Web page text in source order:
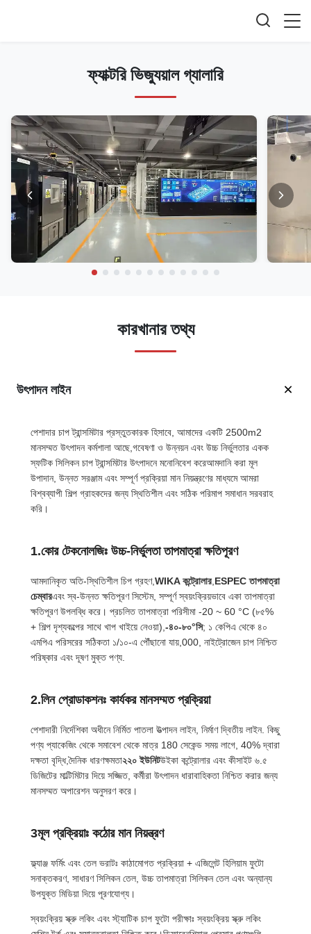
ফ্যাক্টরি ভিজ্যুয়াল গ্যালারি
কারখানার তথ্য
উৎপাদন লাইন
পেশাদার চাপ ট্রান্সমিটার প্রস্তুতকারক হিসাবে, আমাদের একটি 2500m2
মানসম্মত উৎপাদন কর্মশালা আছে,গবেষণা ও উন্নয়ন এবং উচ্চ নির্ভুলতার একক
স্ফটিক সিলিকন চাপ ট্রান্সমিটার উৎপাদনে মনোনিবেশ করেআমদানি করা মূল
উপাদান, উন্নত সরঞ্জাম এবং সম্পূর্ণ প্রক্রিয়া মান নিয়ন্ত্রণের মাধ্যমে আমরা
বিশ্বব্যাপী শিল্প গ্রাহকদের জন্য স্থিতিশীল এবং সঠিক পরিমাপ সমাধান সরবরাহ
করি।
1.কোর টেকনোলজিঃ উচ্চ-নির্ভুলতা তাপমাত্রা ক্ষতিপূরণ
আমদানিকৃত অতি-স্থিতিশীল চিপ গ্রহণ,WIKA কন্ট্রোলার ESPEC তাপমাত্রা
চেম্বারএবং স্ব-উন্নত ক্ষতিপূরণ সিস্টেম, সম্পূর্ণ স্বয়ংক্রিয়ভাবে একা তাপমাত্রা
ক্ষতিপূরণ উপলব্ধি করে। প্রচলিত তাপমাত্রা পরিসীমা -20 ~ 60 °C (৮৫%
+ শিল্প দৃশ্যকল্পের সাথে খাপ খাইয়ে নেওয়া), -৪০-৮০°সি; ১ কেপিএ থেকে ৪০
এমপিএ পরিসরের সঠিকতা ১/১০-এ পৌঁছানো যায়,000, নাইট্রোজেন চাপ নিশ্চিত
পরিষ্কার এবং দূষণ মুক্ত পণ্য.
2.লিন প্রোডাকশনঃ কার্যকর মানসম্মত প্রক্রিয়া
পেশাদারী নির্দেশিকা অধীনে নির্মিত পাতলা উত্পাদন লাইন, নির্মাণ দ্বিতীয় লাইন. কিছু
পণ্য প্যাকেজিং থেকে সমাবেশ থেকে মাত্র 180 সেকেন্ড সময় লাগে, 40% দ্বারা
দক্ষতা বৃদ্ধি,দৈনিক ধারণক্ষমতা২২০ ইউনিটউইকা কন্ট্রোলার এবং কীসাইট ৬.৫
ডিজিটের মাল্টিমিটার দিয়ে সজ্জিত, কর্মীরা উৎপাদন ধারাবাহিকতা নিশ্চিত করার জন্য
মানসম্মত অপারেশন অনুসরণ করে।
3মূল প্রক্রিয়াঃ কঠোর মান নিয়ন্ত্রণ
ফ্ল্যাঞ্জ ফর্মিং এবং তেল ভরাটঃ কাঠামোগত প্রক্রিয়া + এজিলেন্ট হিলিয়াম ফুটো
সনাক্তকরণ, সাধারণ সিলিকন তেল, উচ্চ তাপমাত্রা সিলিকন তেল এবং অন্যান্য
উপযুক্ত মিডিয়া দিয়ে পূরণযোগ্য।
স্বয়ংক্রিয় স্ক্রু লকিং এবং স্ট্যাটিক চাপ ফুটো পরীক্ষাঃ স্বয়ংক্রিয় স্ক্রু লকিং